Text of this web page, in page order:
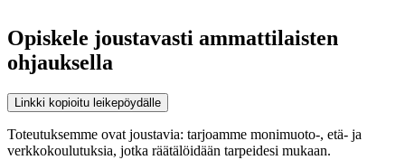
Opiskele joustavasti ammattilaisten
ohjauksella
Linkki kopioitu leikepöydälle
Toteutuksemme ovat joustavia: tarjoamme monimuoto-, etä- ja
verkkokoulutuksia, jotka räätälöidään tarpeidesi mukaan.